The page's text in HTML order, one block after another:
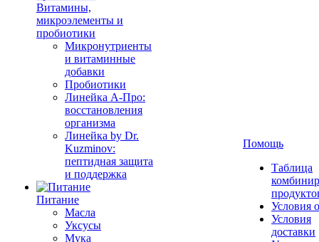
Витамины,
микроэлементы и
пробиотики
Микронутриенты
и витаминные
добавки
Пробиотики
Линейка А-Про:
восстановления
организма
Линейка by Dr.
Kuzminov:
пептидная защита
и поддержка
Питание
Масла
Уксусы
Мука
Помощь
Таблица
Условия
Условия
доставки